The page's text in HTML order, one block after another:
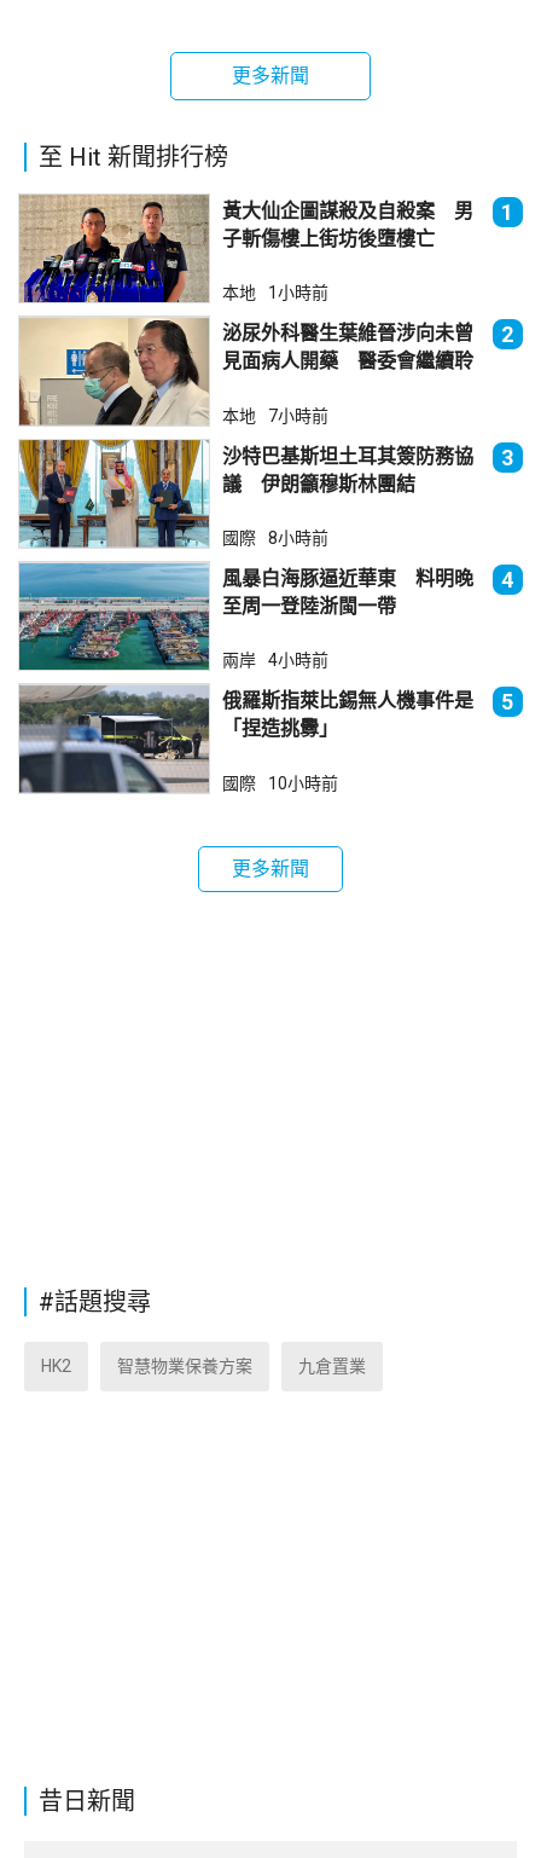
昔日新聞
更多新聞
至 Hit 新聞排行榜
黃大仙企圖謀殺及自殺案 男
子斬傷樓上街坊後墮樓亡
1
本地 1小時前
泌尿外科醫生葉維晉涉向未曾
見面病人開藥 醫委會繼續聆
2
本地 7小時前
沙特巴基斯坦土耳其簽防務協
議 伊朗籲穆斯林團結
3
國際 8小時前
風暴白海豚逼近華東 料明晚
至周一登陸浙閩一帶
4
兩岸 4小時前
俄羅斯指萊比錫無人機事件是
「捏造挑釁」
5
國際 10小時前
更多新聞
#話題搜尋
HK2 智慧物業保養方案 九倉置業